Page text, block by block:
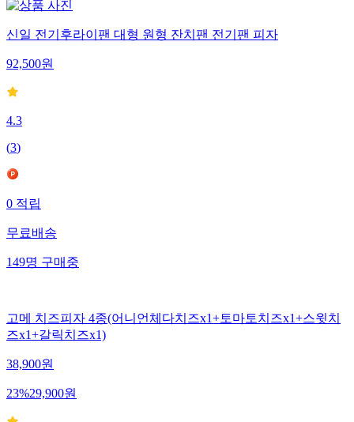
신일 전기후라이팬 대형 원형 잔치팬 전기팬 피자
92,500원
4.3
(3)
0 적립
무료배송
149명 구매중
고메 치즈피자 4종(어니언체다치즈x1+토마토치즈x1+스윗치
즈x1+갈릭치즈x1)
38,900원
23%29,900원